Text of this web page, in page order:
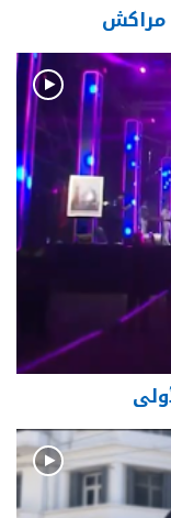
مراكش